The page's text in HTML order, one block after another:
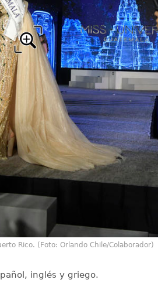
Rico. (Foto: Orlando Chile/Colaborador)
inglés y griego.